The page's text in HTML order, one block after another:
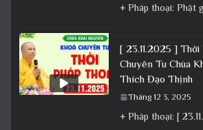
[ 23.11.2025 ]
Chuyên Tu Chùa
Thích Đạo Thịnh
Tháng 12 3, 2025